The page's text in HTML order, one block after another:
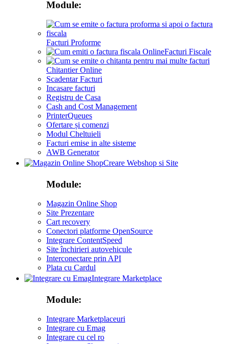
Module:
Facturi Proforme
Facturi Fiscale
Chitantier Online
Scadentar Facturi
Incasare facturi
Registru de Casa
Cash and Cost Management
PrinterQueues
Ofertare și comenzi
Modul Cheltuieli
Facturi emise in alte sisteme
AWB Generator
Creare Webshop si Site
Module:
Magazin Online Shop
Site Prezentare
Cart recovery
Conectori platforme OpenSource
Integrare ContentSpeed
Site închirieri autovehicule
Interconectare prin API
Plata cu Cardul
Integrare Marketplace
Module:
Integrare Marketplaceuri
Integrare cu Emag
Integrare cu cel ro